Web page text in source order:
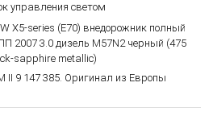
управления светом
X5-series (E70) внедорожник полный
2007 3.0 дизель M57N2 черный (475
sapphire metallic)
II 9 147 385. Оригинал из Европы